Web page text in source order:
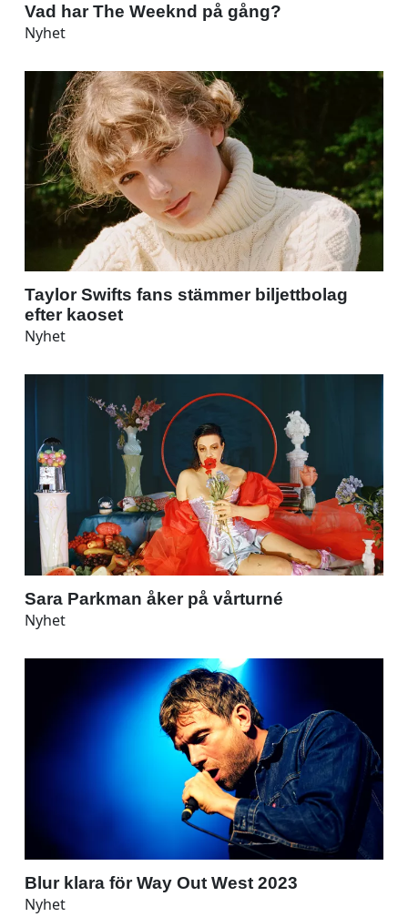
Vad har The Weeknd på gång?
Nyhet
Taylor Swifts fans stämmer biljettbolag
efter kaoset
Nyhet
Sara Parkman åker på vårturné
Nyhet
Blur klara för Way Out West 2023
Nyhet